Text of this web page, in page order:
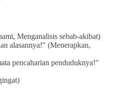
Menganalisis sebab-akibat)
alasannya!" (Menerapkan,
pencaharian penduduknya!"